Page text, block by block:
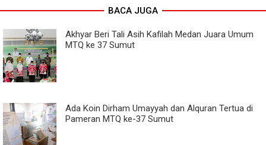
BACA JUGA
Akhyar Beri Tali Asih Kafilah Medan Juara Umum
MTQ ke 37 Sumut
Ada Koin Dirham Umayyah dan Alquran Tertua di
Pameran MTQ ke-37 Sumut